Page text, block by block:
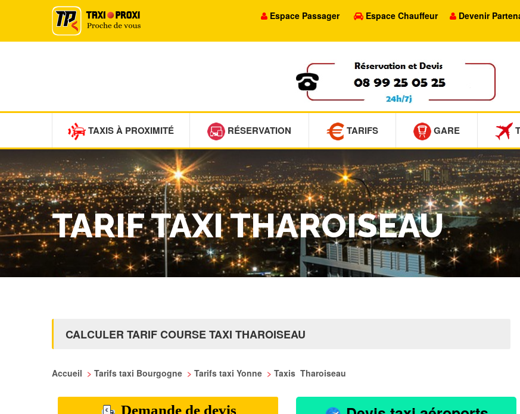
Espace Passager Espace Chauffeur Devenir
TAXIS À PROXIMITÉ RÉSERVATION TARIFS GARE
TARIF TAXI THAROISEAU
CALCULER TARIF COURSE TAXI THAROISEAU
Accueil > Tarifs taxi Bourgogne > Tarifs taxi Yonne > Taxis Tharoiseau
Demande de devis